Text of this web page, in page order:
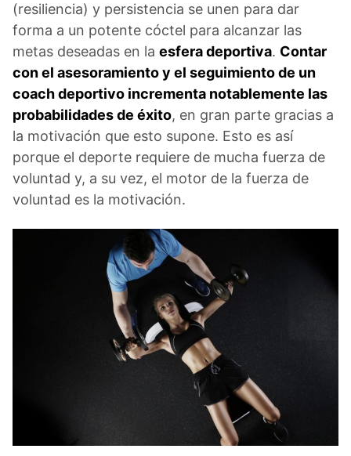
(resiliencia) y persistencia se unen para dar
forma a un potente cóctel para alcanzar las
metas deseadas en la esfera deportiva. Contar
con el asesoramiento y el seguimiento de un
coach deportivo incrementa notablemente las
probabilidades de éxito, en gran parte gracias a
la motivación que esto supone. Esto es así
porque el deporte requiere de mucha fuerza de
voluntad y, a su vez, el motor de la fuerza de
voluntad es la motivación.